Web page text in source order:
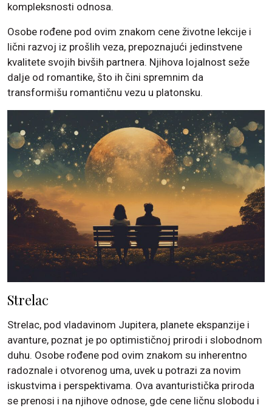
kompleksnosti odnosa.
Osobe rođene pod ovim znakom cene životne lekcije i
lični razvoj iz prošlih veza, prepoznajući jedinstvene
kvalitete svojih bivših partnera. Njihova lojalnost seže
dalje od romantike, što ih čini spremnim da
transformišu romantičnu vezu u platonsku.
Strelac
Strelac, pod vladavinom Jupitera, planete ekspanzije i
avanture, poznat je po optimističnoj prirodi i slobodnom
duhu. Osobe rođene pod ovim znakom su inherentno
radoznale i otvorenog uma, uvek u potrazi za novim
iskustvima i perspektivama. Ova avanturistička priroda
se prenosi i na njihove odnose, gde cene ličnu slobodu i